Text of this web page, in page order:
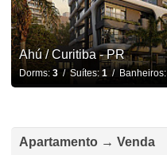
Ahú / Curitiba - PR
Dorms: 3/ Suítes: 1/ Banheiros:
Apartamento → Venda